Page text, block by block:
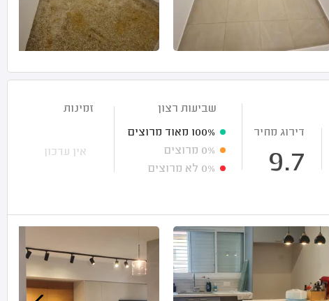
דירוג מחיר
9.7
שביעות רצון
100% מאוד מרוצים
0% מרוצים
0% לא מרוצים
זמינות
אין עדכון